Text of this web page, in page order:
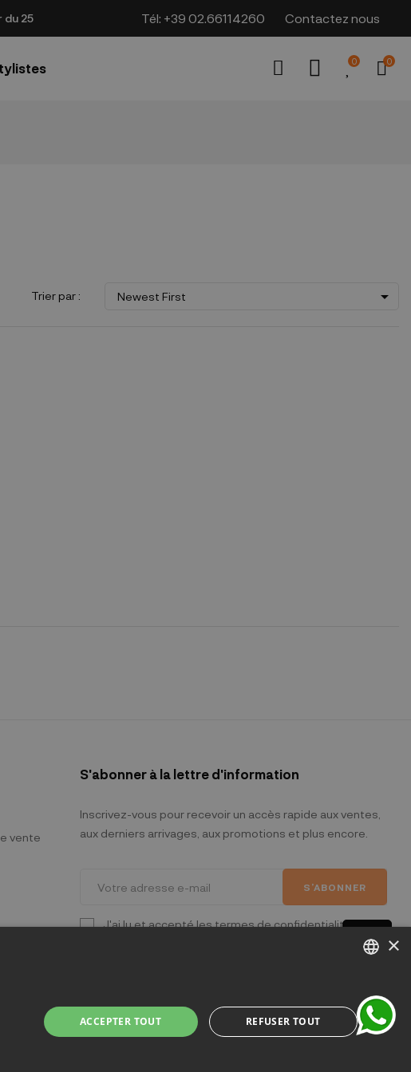
25
Tél: +39 02.66114260 Contactez nous
0 0
Trier par : Newest First 
vente
S'abonner à la lettre d'information
Inscrivez-vous pour recevoir un accès rapide aux ventes,
aux derniers arrivages, aux promotions et plus encore.
S’ABONNER
J'ai lu et accepté les termes de confidentialité.(Lire)
chat
ENGLISH
×
ACCEPTER TOUT REFUSER TOUT